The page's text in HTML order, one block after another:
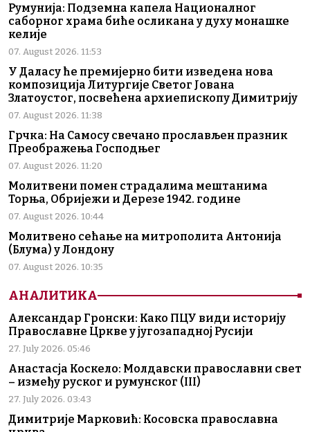
Румунија: Подземна капела Националног
саборног храма биће осликана у духу монашке
келије
07. August 2026. 11:53
У Даласу ће премијерно бити изведена нова
композиција Литургије Светог Јована
Златоустог, посвећена архиепископу Димитрију
07. August 2026. 11:38
Грчка: На Самосу свечано прослављен празник
Преображења Господњег
07. August 2026. 11:20
Молитвени помен страдалима мештанима
Торња, Обријежи и Дерезе 1942. године
07. August 2026. 10:44
Молитвено сећање на митрополита Антонија
(Блума) у Лондону
07. August 2026. 10:35
АНАЛИТИКА
Александар Гронски: Како ПЦУ види историју
Православне Цркве у југозападној Русији
27. July 2026. 05:46
Анастасја Коскело: Молдавски православни свет
– између руског и румунског (III)
27. July 2026. 03:43
Димитрије Марковић: Косовска православна